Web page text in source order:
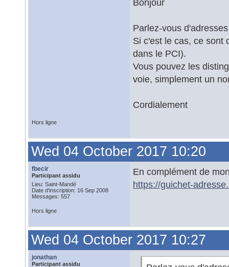
Bonjour
Parlez-vous
Si c'est le cas, ce sont
dans le PCI).
Vous pouvez les
voie, simplement un
Cordialement
Hors ligne
Wed 04 October 2017 10:20
fbecir
Participant assidu
Lieu: Saint-Mandé
Date d'inscription: 16 Sep 2008
Messages: 557
En complément de
https://guichet-
Hors ligne
Wed 04 October 2017 10:27
jonathan
Participant assidu